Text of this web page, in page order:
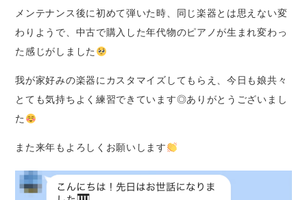
メンテナンス後に初めて弾いた時、同じ楽器とは思えない変
わりようで、中古で購入した年代物のピアノが生まれ変わっ
た感じがしました
我が家好みの楽器にカスタマイズしてもらえ、今日も娘共々
とても気持ちよく練習できています◎ありがとうございまし
た
また来年もよろしくお願いします